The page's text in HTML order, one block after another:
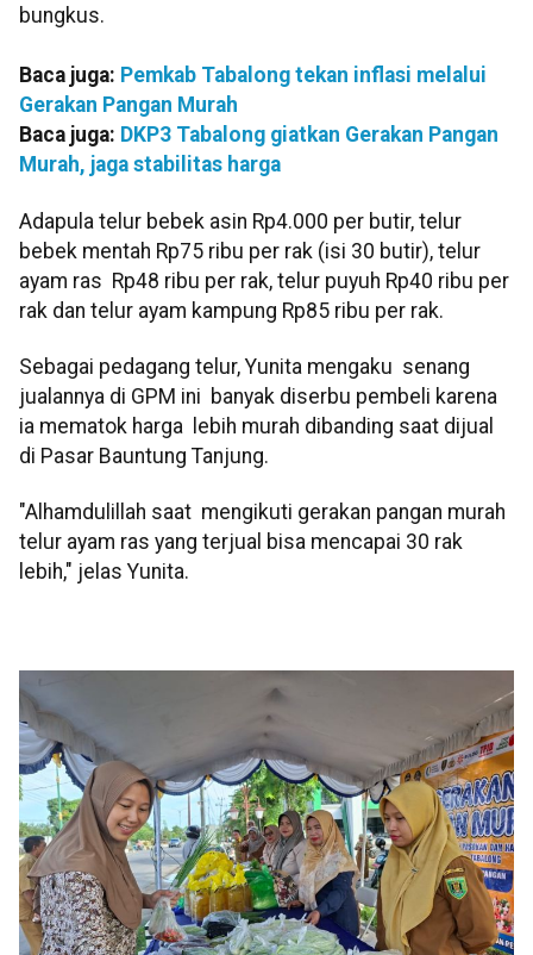
bungkus.
Baca juga: Pemkab Tabalong tekan inflasi melalui
Gerakan Pangan Murah
Baca juga: DKP3 Tabalong giatkan Gerakan Pangan
Murah, jaga stabilitas harga
Adapula telur bebek asin Rp4.000 per butir, telur
bebek mentah Rp75 ribu per rak (isi 30 butir), telur
ayam ras Rp48 ribu per rak, telur puyuh Rp40 ribu per
rak dan telur ayam kampung Rp85 ribu per rak.
Sebagai pedagang telur, Yunita mengaku senang
jualannya di GPM ini banyak diserbu pembeli karena
ia mematok harga lebih murah dibanding saat dijual
di Pasar Bauntung Tanjung.
"Alhamdulillah saat mengikuti gerakan pangan murah
telur ayam ras yang terjual bisa mencapai 30 rak
lebih," jelas Yunita.